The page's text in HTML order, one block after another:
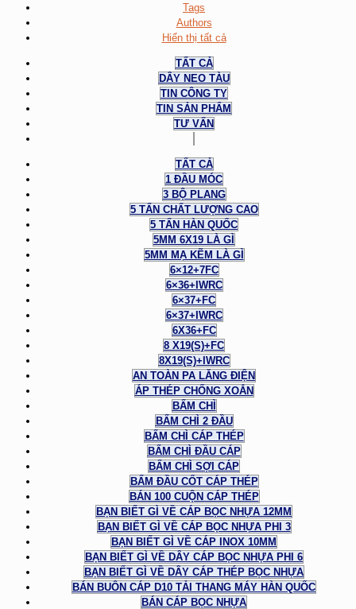
Tags
Authors
Hiển thị tất cả
TẤT CẢ
DÂY NEO TÀU
TIN CÔNG TY
TIN SẢN PHẨM
TƯ VẤN
TẤT CẢ
1 ĐẦU MÓC
3 BỘ PLANG
5 TẤN CHẤT LƯỢNG CAO
5 TẤN HÀN QUỐC
5MM 6X19 LÀ GÌ
5MM MẠ KẼM LÀ GÌ
6×12+7FC
6×36+IWRC
6×37+FC
6×37+IWRC
6X36+FC
8 X19(S)+FC
8X19(S)+IWRC
AN TOÀN PA LĂNG ĐIỆN
ÁP THÉP CHỐNG XOẮN
BẤM CHÌ
BẤM CHÌ 2 ĐẦU
BẤM CHÌ CÁP THÉP
BẤM CHÌ ĐẦU CÁP
BẤM CHÌ SỢI CÁP
BẤM ĐẦU CỐT CÁP THÉP
BÁN 100 CUỘN CÁP THÉP
BẠN BIẾT GÌ VỀ CÁP BỌC NHỰA 12MM
BẠN BIẾT GÌ VỀ CÁP BỌC NHỰA PHI 3
BẠN BIẾT GÌ VỀ CÁP INOX 10MM
BẠN BIẾT GÌ VỀ DÂY CÁP BỌC NHỰA PHI 6
BẠN BIẾT GÌ VỀ DÂY CÁP THÉP BỌC NHỰA
BÁN BUÔN CÁP D10 TẢI THANG MÁY HÀN QUỐC
BÁN CÁP BỌC NHỰA